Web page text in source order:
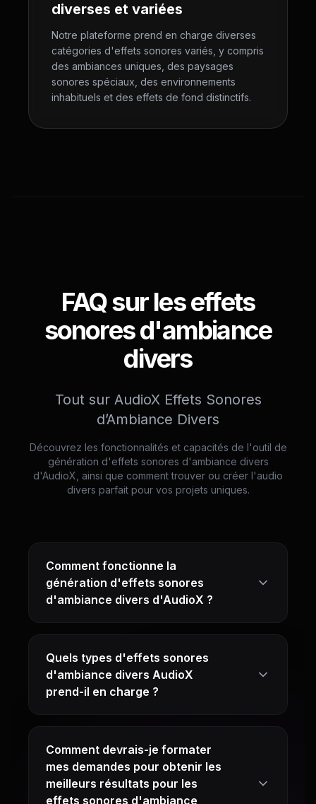
diverses et variées
Notre plateforme prend en charge diverses
catégories d'effets sonores variés, y compris
des ambiances uniques, des paysages
sonores spéciaux, des environnements
inhabituels et des effets de fond distinctifs.
FAQ sur les effets
sonores d'ambiance
divers
Tout sur AudioX Effets Sonores
d’Ambiance Divers
Découvrez les fonctionnalités et capacités de l'outil de
génération d'effets sonores d'ambiance divers
d'AudioX, ainsi que comment trouver ou créer l'audio
divers parfait pour vos projets uniques.
Comment fonctionne la
génération d'effets sonores
d'ambiance divers d'AudioX ?
Quels types d'effets sonores
d'ambiance divers AudioX
prend-il en charge ?
Comment devrais-je formater
mes demandes pour obtenir les
meilleurs résultats pour les
effets sonores d'ambiance